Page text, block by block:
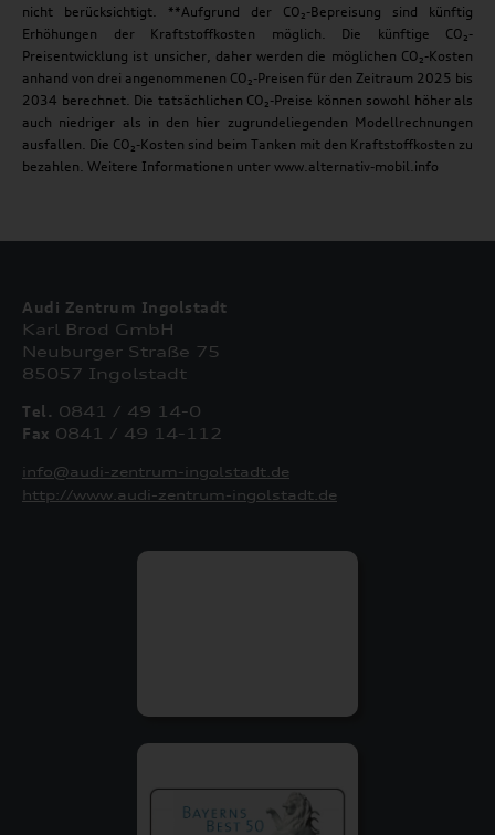
nicht berücksichtigt. **Aufgrund der CO₂-Bepreisung sind künftig
Erhöhungen der Kraftstoffkosten möglich. Die künftige CO₂-
Preisentwicklung ist unsicher, daher werden die möglichen CO₂-Kosten
anhand von drei angenommenen CO₂-Preisen für den Zeitraum 2025 bis
2034 berechnet. Die tatsächlichen CO₂-Preise können sowohl höher als
auch niedriger als in den hier zugrundeliegenden Modellrechnungen
ausfallen. Die CO₂-Kosten sind beim Tanken mit den Kraftstoffkosten zu
bezahlen. Weitere Informationen unter www.alternativ-mobil.info
Audi Zentrum Ingolstadt
Karl Brod GmbH
Neuburger Straße 75
85057 Ingolstadt
Tel. 0841 / 49 14-0
Fax 0841 / 49 14-112
info@audi-zentrum-ingolstadt.de
http://www.audi-zentrum-ingolstadt.de